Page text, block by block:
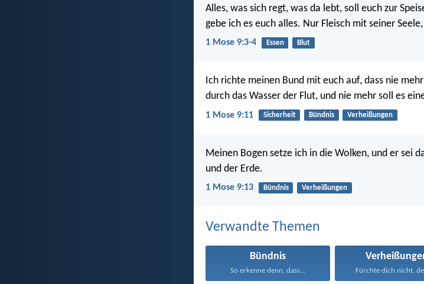
Alles, was sich regt, was da lebt, soll euch zur
gebe ich es euch alles. Nur Fleisch mit seiner
1 Mose 9:3-4 Essen Blut
Ich richte meinen Bund mit euch auf, dass nie
durch das Wasser der Flut, und nie mehr soll es
1 Mose 9:11 Sicherheit Bündnis Verheißungen
Meinen Bogen setze ich in die Wolken, und er sei
und der Erde.
1 Mose 9:13 Bündnis Verheißungen
Verwandte Themen
Bündnis
So erkenne denn, dass... Fürchte dich nicht,